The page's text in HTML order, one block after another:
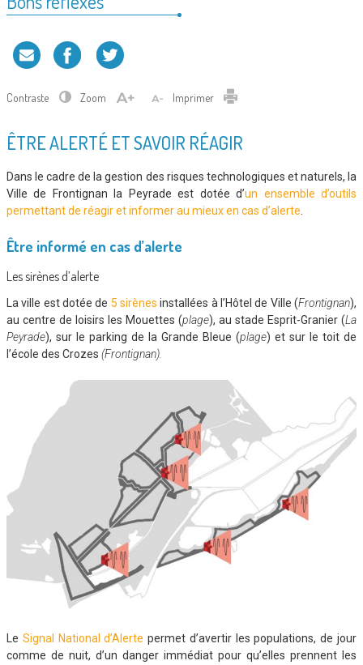
Contraste Zoom Imprimer
ÊTRE ALERTÉ ET SAVOIR RÉAGIR
Dans le cadre de la gestion des risques technologiques et naturels, la
Ville de Frontignan la Peyrade est dotée d’un ensemble d’outils
permettant de réagir et informer au mieux en cas d’alerte
Être informé en cas d’alerte
Les sirènes d’alerte
La ville est dotée de 5 sirènes installées à l’Hôtel de Ville (Frontignan),
au centre de loisirs les Mouettes (plage), au stade Esprit-Granier (La
Peyrade), sur le parking de la Grande Bleue (plage) et sur le toit de
l’école des Crozes (Frontignan).
Le Signal National d’Alerte permet d’avertir les populations, de jour
comme de nuit, d’un danger immédiat pour qu’elles prennent les